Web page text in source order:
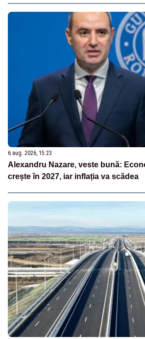
6 aug. 2026, 15:23
Alexandru Nazare, veste bună:
crește în 2027, iar inflația va scădea